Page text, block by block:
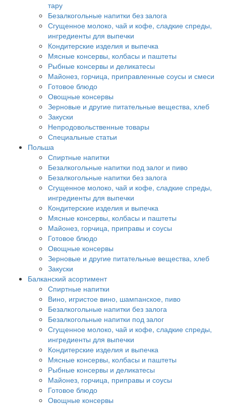
тару
Безалкогольные напитки без залога
Сгущенное молоко, чай и кофе, сладкие спреды,
ингредиенты для выпечки
Кондитерские изделия и выпечка
Мясные консервы, колбасы и паштеты
Рыбные консервы и деликатесы
Майонез, горчица, приправленные соусы и смеси
Готовое блюдо
Овощные консервы
Зерновые и другие питательные вещества, хлеб
Закуски
Непродовольственные товары
Специальные статьи
Польша
Спиртные напитки
Безалкогольные напитки под залог и пиво
Безалкогольные напитки без залога
Сгущенное молоко, чай и кофе, сладкие спреды,
ингредиенты для выпечки
Кондитерские изделия и выпечка
Мясные консервы, колбасы и паштеты
Майонез, горчица, приправы и соусы
Готовое блюдо
Овощные консервы
Зерновые и другие питательные вещества, хлеб
Закуски
Балканский асортимент
Спиртные напитки
Вино, игристое вино, шампанское, пиво
Безалкогольные напитки без залога
Безалкогольные напитки под залог
Сгущенное молоко, чай и кофе, сладкие спреды,
ингредиенты для выпечки
Кондитерские изделия и выпечка
Мясные консервы, колбасы и паштеты
Рыбные консервы и деликатесы
Майонез, горчица, приправы и соусы
Готовое блюдо
Овощные консервы